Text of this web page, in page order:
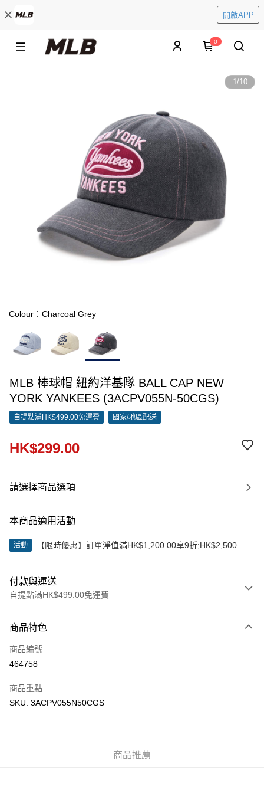
開啟APP
0
1/10
Colour：Charcoal Grey
MLB 棒球帽 紐約洋基隊 BALL CAP NEW
YORK YANKEES (3ACPV055N-50CGS)
自提點滿HK$499.00免運費 國家/地區配送
HK$299.00
請選擇商品選項
本商品適用活動
活動
【限時優惠】訂單淨值滿HK$1,200.00享9折;HK$2,500.00
付款與運送
自提點滿HK$499.00免運費
信用卡
Apple Pay
AlipayHK
商品特色
商品編號
464758
商品重點
SKU: 3ACPV055N50CGS
商品推薦